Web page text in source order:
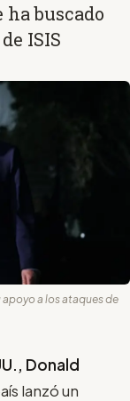
buscado
ISIS
a los ataques de
Donald
lanzó un